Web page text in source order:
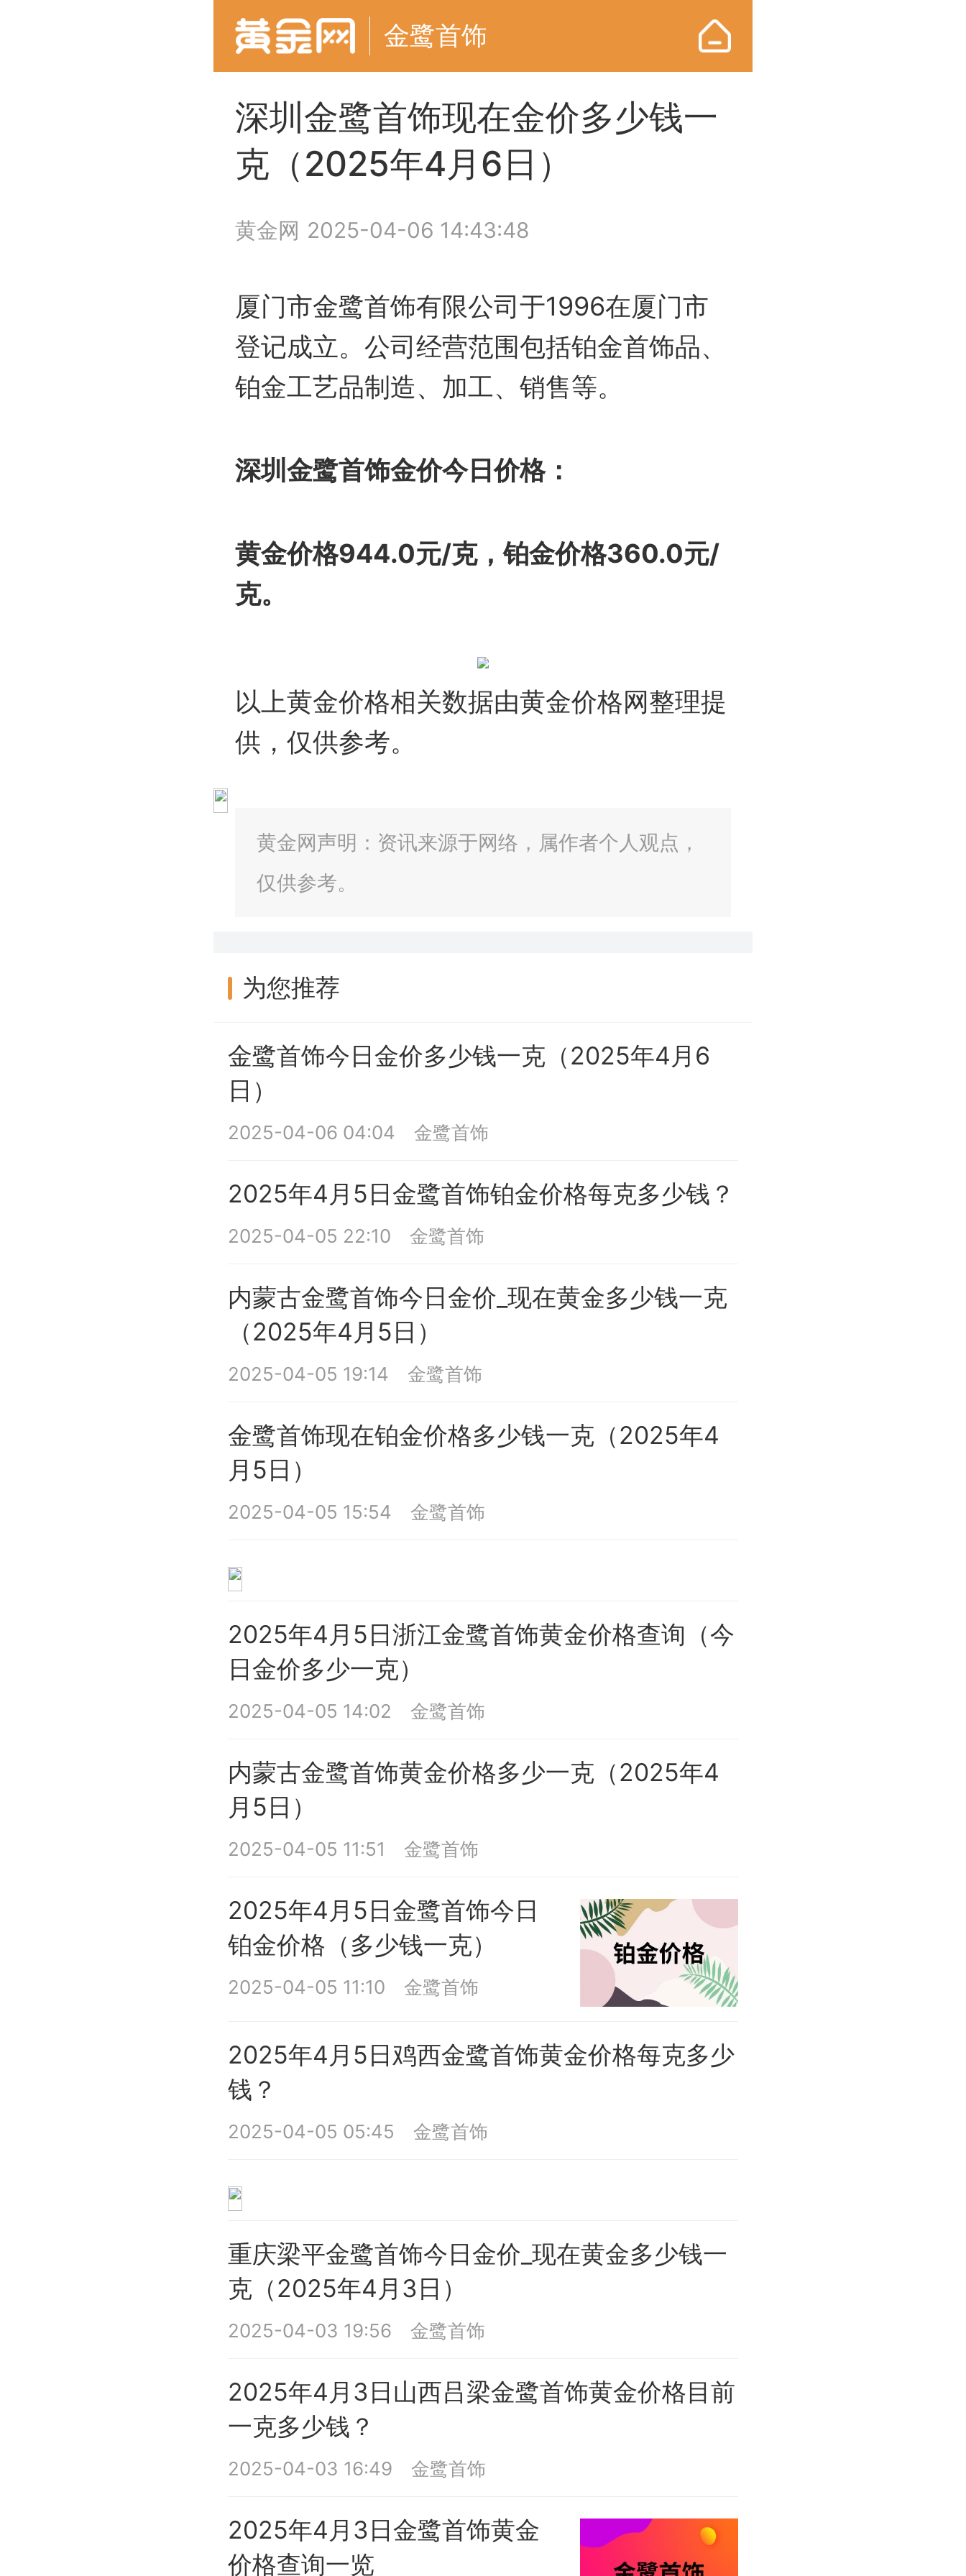
金鹭首饰
深圳金鹭首饰现在金价多少钱一
克（2025年4月6日）
黄金网 2025-04-06 14:43:48
厦门市金鹭首饰有限公司于1996在厦门市
登记成立。公司经营范围包括铂金首饰品、
铂金工艺品制造、加工、销售等。
深圳金鹭首饰金价今日价格：
黄金价格944.0元/克，铂金价格360.0元/
克。
以上黄金价格相关数据由黄金价格网整理提
供，仅供参考。
黄金网声明：资讯来源于网络，属作者个人观点，
仅供参考。
为您推荐
金鹭首饰今日金价多少钱一克（2025年4月6
日）
2025-04-06 04:04 金鹭首饰
2025年4月5日金鹭首饰铂金价格每克多少钱？
2025-04-05 22:10 金鹭首饰
内蒙古金鹭首饰今日金价_现在黄金多少钱一克
（2025年4月5日）
2025-04-05 19:14 金鹭首饰
金鹭首饰现在铂金价格多少钱一克（2025年4
月5日）
2025-04-05 15:54 金鹭首饰
2025年4月5日浙江金鹭首饰黄金价格查询（今
日金价多少一克）
2025-04-05 14:02 金鹭首饰
内蒙古金鹭首饰黄金价格多少一克（2025年4
月5日）
2025-04-05 11:51 金鹭首饰
2025年4月5日金鹭首饰今日
铂金价格（多少钱一克）
2025-04-05 11:10 金鹭首饰
2025年4月5日鸡西金鹭首饰黄金价格每克多少
钱？
2025-04-05 05:45 金鹭首饰
重庆梁平金鹭首饰今日金价_现在黄金多少钱一
克（2025年4月3日）
2025-04-03 19:56 金鹭首饰
2025年4月3日山西吕梁金鹭首饰黄金价格目前
一克多少钱？
2025-04-03 16:49 金鹭首饰
2025年4月3日金鹭首饰黄金
价格查询一览